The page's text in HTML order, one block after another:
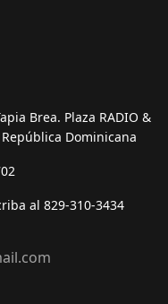
Brea. Plaza RADIO &
Dominicana
al 829-310-3434